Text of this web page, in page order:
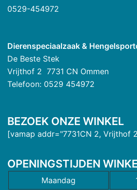
0529-454972
Dierenspeciaalzaak &
De Beste Stek
Vrijthof 2 7731 CN Ommen
Telefoon: 0529 454972
BEZOEK ONZE WINKEL
[vamap addr="7731CN 2, Vrijthof
OPENINGSTIJDEN
Maandag